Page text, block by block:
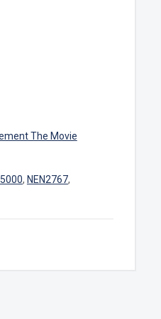
The Movie
, NEN2767,